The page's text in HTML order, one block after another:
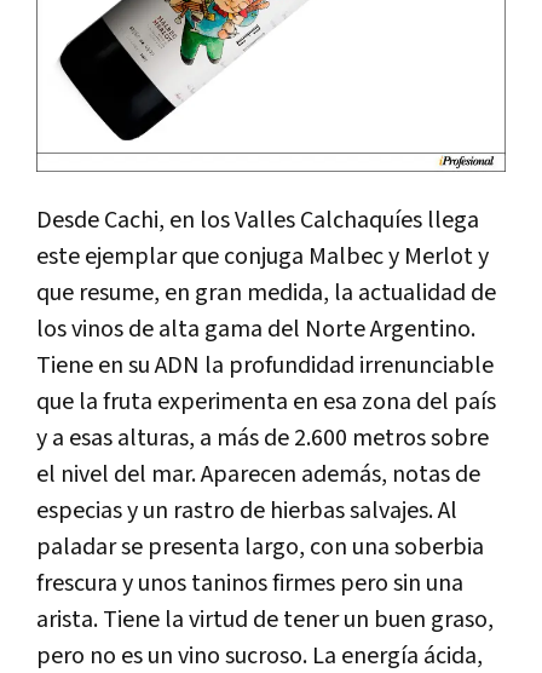
Desde Cachi, en los Valles Calchaquíes llega
este ejemplar que conjuga Malbec y Merlot y
que resume, en gran medida, la actualidad de
los vinos de alta gama del Norte Argentino.
Tiene en su ADN la profundidad irrenunciable
que la fruta experimenta en esa zona del país
y a esas alturas, a más de 2.600 metros sobre
el nivel del mar. Aparecen además, notas de
especias y un rastro de hierbas salvajes. Al
paladar se presenta largo, con una soberbia
frescura y unos taninos firmes pero sin una
arista. Tiene la virtud de tener un buen graso,
pero no es un vino sucroso. La energía ácida,